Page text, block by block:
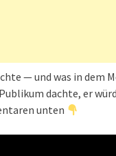
— und was in dem
dachte, er
unten